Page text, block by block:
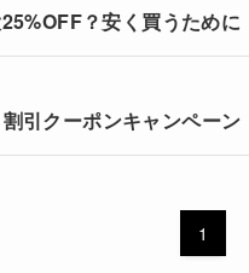
？安く買うために
引クーポンキャンペーン
1